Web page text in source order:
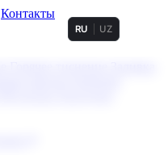
Контакты
RU UZ